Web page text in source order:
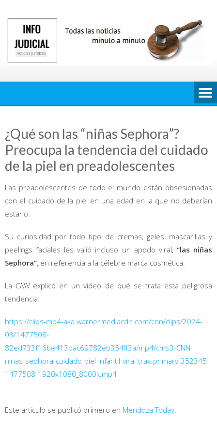
contenido
¿Qué son las “niñas Sephora”?
Preocupa la tendencia del cuidado
de la piel en preadolescentes
Las preadolescentes de todo el mundo están obsesionadas
con el cuidado de la piel en una edad en la que no deberían
estarlo.
Su curiosidad por todo tipo de cremas, geles, mascarillas y
peelings faciales les valió incluso un apodo viral, “las niñas
Sephora”, en referencia a la célebre marca cosmética.
La CNNexplicó en un video de qué se trata esta peligrosa
tendencia.
https://clips-mp4-aka.warnermediacdn.com/cnn/clips/2024-
03/1477508-
82ed733f16be413bac69782eb354ff3a/mp4/cms3-CNN-
ninas-sephora-cuidado-piel-infantil-viral-trax-primary-352345-
1477508-1920x1080_8000k.mp4
Este artículo se publicó primero en Mendoza Today